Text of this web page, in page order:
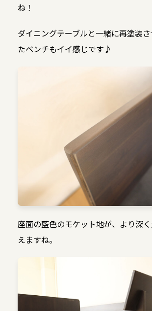
ね！
ダイニングテーブルと一緒に再塗装
たベンチもイイ感じです♪
座面の藍色のモケット地が、より深
えますね。